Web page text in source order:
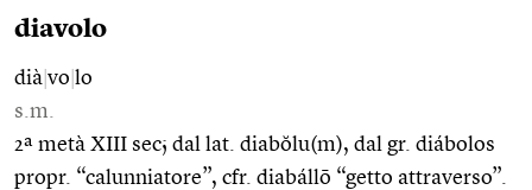
diavolo
dià vo lo
s.m.
2ª metà XIII sec; dal lat. diabŏlu(m), dal gr. diábolos
propr. “calunniatore”, cfr. diabállō “getto attraverso”.